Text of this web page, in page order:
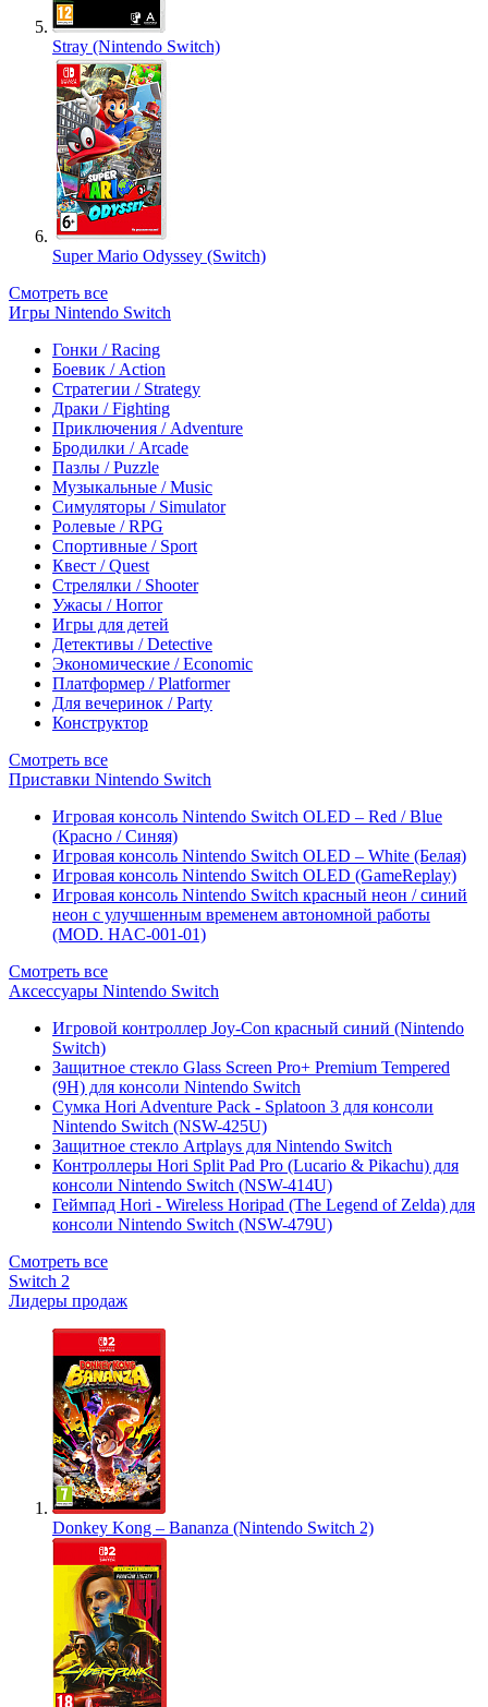
Stray (Nintendo Switch)
Super Mario Odyssey (Switch)
Смотреть все
Игры Nintendo Switch
Гонки / Racing
Боевик / Action
Стратегии / Strategy
Драки / Fighting
Приключения / Adventure
Бродилки / Arcade
Пазлы / Puzzle
Музыкальные / Music
Симуляторы / Simulator
Ролевые / RPG
Спортивные / Sport
Квест / Quest
Стрелялки / Shooter
Ужасы / Horror
Игры для детей
Детективы / Detective
Экономические / Economic
Платформер / Platformer
Для вечеринок / Party
Конструктор
Смотреть все
Приставки Nintendo Switch
Игровая консоль Nintendo Switch OLED – Red / Blue
(Красно / Синяя)
Игровая консоль Nintendo Switch OLED – White (Белая)
Игровая консоль Nintendo Switch OLED (GameReplay)
Игровая консоль Nintendo Switch красный неон / синий
неон с улучшенным временем автономной работы
(MOD. HAC-001-01)
Смотреть все
Аксессуары Nintendo Switch
Игровой контроллер Joy-Con красный синий (Nintendo
Switch)
Защитное стекло Glass Screen Pro+ Premium Tempered
(9H) для консоли Nintendo Switch
Сумка Hori Adventure Pack - Splatoon 3 для консоли
Nintendo Switch (NSW-425U)
Защитное стекло Artplays для Nintendo Switch
Контроллеры Hori Split Pad Pro (Lucario & Pikachu) для
консоли Nintendo Switch (NSW-414U)
Геймпад Hori - Wireless Horipad (The Legend of Zelda) для
консоли Nintendo Switch (NSW-479U)
Смотреть все
Switch 2
Лидеры продаж
Donkey Kong – Bananza (Nintendo Switch 2)